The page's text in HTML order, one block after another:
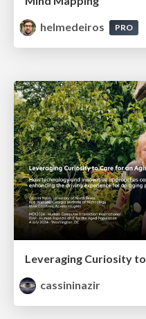
helmedeiros
PRO
cassininazir